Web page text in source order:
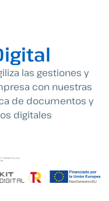
las gestiones y
con nuestras
de documentos y
digitales